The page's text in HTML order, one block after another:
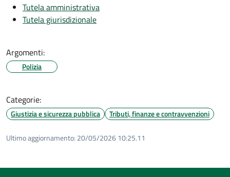
Tutela amministrativa
Tutela giurisdizionale
Argomenti:
Polizia
Categorie:
Giustizia e sicurezza pubblica Tributi, finanze e contravvenzioni
Ultimo aggiornamento: 20/05/2026 10:25.11